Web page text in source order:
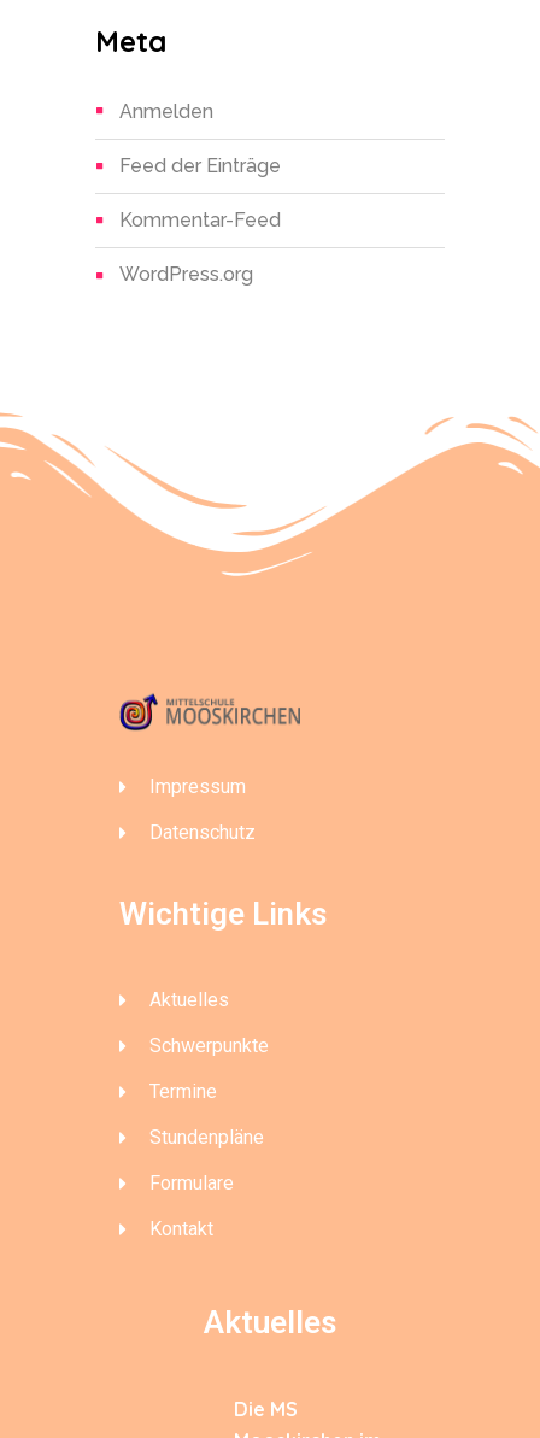
Meta
Anmelden
Feed der Einträge
Kommentar-Feed
WordPress.org
Impressum
Datenschutz
Wichtige Links
Aktuelles
Schwerpunkte
Termine
Stundenpläne
Formulare
Kontakt
Aktuelles
Die MS